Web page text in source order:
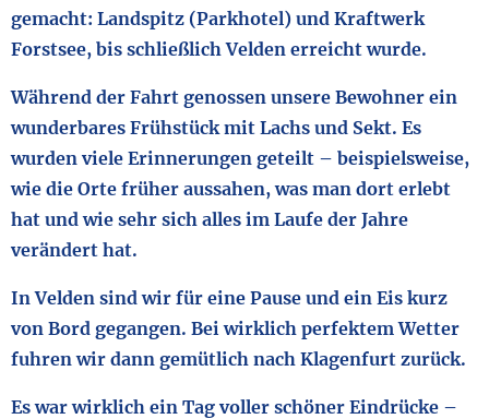
gemacht: Landspitz (Parkhotel) und Kraftwerk
Forstsee, bis schließlich Velden erreicht wurde.
Während der Fahrt genossen unsere Bewohner ein
wunderbares Frühstück mit Lachs und Sekt. Es
wurden viele Erinnerungen geteilt – beispielsweise,
wie die Orte früher aussahen, was man dort erlebt
hat und wie sehr sich alles im Laufe der Jahre
verändert hat.
In Velden sind wir für eine Pause und ein Eis kurz
von Bord gegangen. Bei wirklich perfektem Wetter
fuhren wir dann gemütlich nach Klagenfurt zurück.
Es war wirklich ein Tag voller schöner Eindrücke –